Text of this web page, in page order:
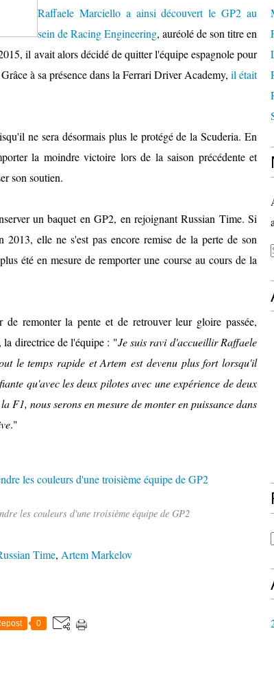
Raffaele Marciello a ainsi découvert le GP2 au
sein de Racing Engineering, auréolé de son titre en
il avait alors décidé de quitter l'équipe espagnole pour
à sa présence dans la Ferrari Driver Academy, il était
ne sera désormais plus le protégé de la Scuderia. En
la moindre victoire lors de la saison précédente et
son soutien.
un baquet en GP2, en rejoignant Russian Time. Si
2013, elle ne s'est pas encore remise de la perte de son
été en mesure de remporter une course au cours de la
remonter la pente et de retrouver leur gloire passée,
la directrice de l'équipe : "Je suis ravi d'accueillir Raffaele
le temps rapide et Artem est devenu plus fort lorsqu'il
qu'avec les deux pilotes avec une expérience de deux
F1, nous serons en mesure de monter en puissance dans
."
les couleurs d'une troisième équipe de GP2
Time, Artem Markelov
0